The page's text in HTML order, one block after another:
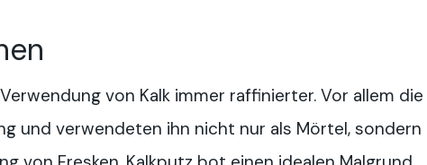
von Kalk immer raffinierter. Vor allem die
und verwendeten ihn nicht nur als Mörtel, sondern